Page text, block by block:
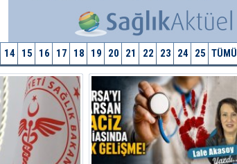
14 15 16 17 18 19 20 21 22 23 24 25 TÜMÜ